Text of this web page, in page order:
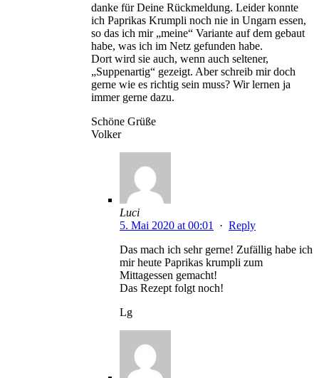
danke für Deine Rückmeldung. Leider konnte
ich Paprikas Krumpli noch nie in Ungarn essen,
so das ich mir „meine“ Variante auf dem gebaut
habe, was ich im Netz gefunden habe.
Dort wird sie auch, wenn auch seltener,
„Suppenartig“ gezeigt. Aber schreib mir doch
gerne wie es richtig sein muss? Wir lernen ja
immer gerne dazu.
Schöne Grüße
Volker
Luci
5. Mai 2020 at 00:01
· Reply
Das mach ich sehr gerne! Zufällig habe ich
mir heute Paprikas krumpli zum
Mittagessen gemacht!
Das Rezept folgt noch!
Lg